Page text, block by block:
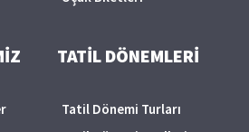
TATİL DÖNEMLERİ
Tatil Dönemi Turları